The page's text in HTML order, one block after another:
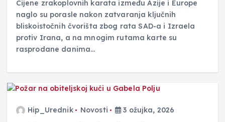
Cijene zrakoplovnih karata između Azije i Europe
naglo su porasle nakon zatvaranja ključnih
bliskoistočnih čvorišta zbog rata SAD-a i Izraela
protiv Irana, a na mnogim rutama karte su
rasprodane danima…
Hip_Urednik Novosti 3 ožujka, 2026